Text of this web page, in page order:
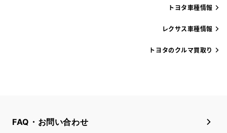
トヨタ車種情報
レクサス車種情報
トヨタのクルマ買取り
FAQ・お問い合わせ